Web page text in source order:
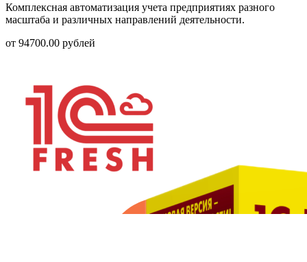
Комплексная автоматизация учета предприятиях разного
масштаба и различных направлений деятельности.
от 94700.00 рублей